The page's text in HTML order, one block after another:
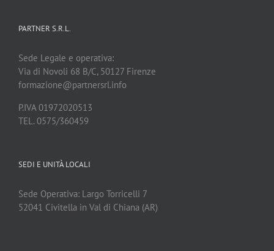
PARTNER S.R.L.
Sede Legale e operativa:
Via di Novoli 68 B/C, 50127 Firenze
formazione@partnersrl.info
P.IVA 01972020513
TEL. 0575/360459
SEDI E UNITÀ LOCALI
Sede Operativa: Largo Torricelli 7
52041 Civitella in Val di Chiana (AR)